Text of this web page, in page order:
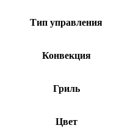
Тип управления
Конвекция
Гриль
Цвет